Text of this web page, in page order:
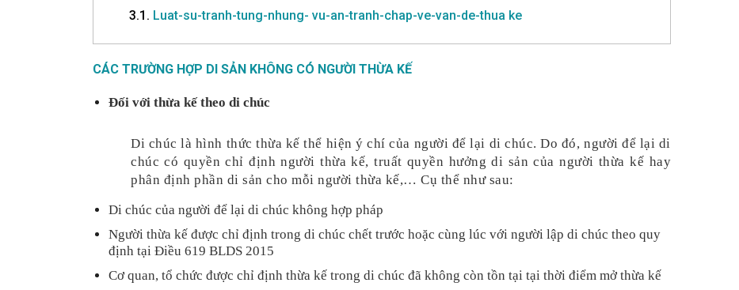
3.1. Luat-su-tranh-tung-nhung- vu-an-tranh-chap-ve-van-de-thua ke
CÁC TRƯỜNG HỢP DI SẢN KHÔNG CÓ NGƯỜI THỪA KẾ
Đối với thừa kế theo di chúc
Di chúc là hình thức thừa kế thể hiện ý chí của người để lại di chúc. Do đó, người để lại di
chúc có quyền chỉ định người thừa kế, truất quyền hưởng di sản của người thừa kế hay
phân định phần di sản cho mỗi người thừa kế,… Cụ thể như sau:
Di chúc của người để lại di chúc không hợp pháp
Người thừa kế được chỉ định trong di chúc chết trước hoặc cùng lúc với người lập di chúc theo quy
định tại Điều 619 BLDS 2015
Cơ quan, tổ chức được chỉ định thừa kế trong di chúc đã không còn tồn tại tại thời điểm mở thừa kế